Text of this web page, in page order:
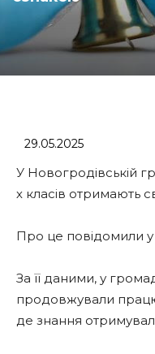
29.05.2025
У Новогродівській
х класів отримають
Про це повідомили
За її даними, у
продовжували
де знання